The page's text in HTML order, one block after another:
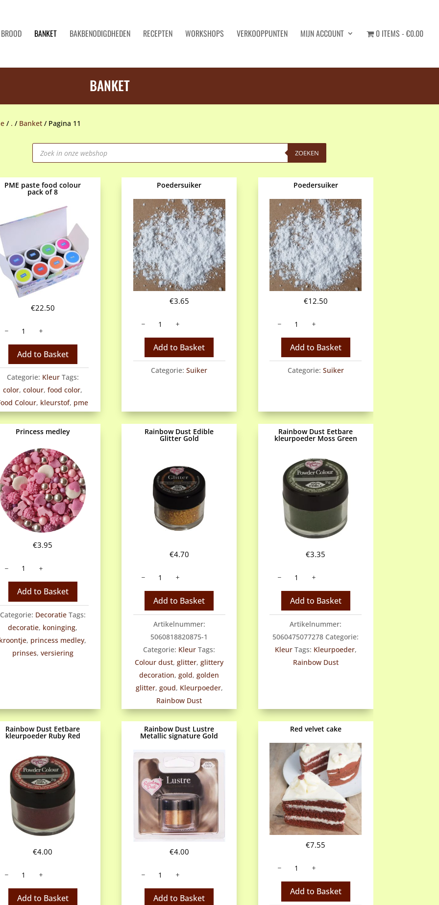
BROOD BANKET BAKBENODIGDHEDEN RECEPTEN WORKSHOPS VERKOOPPUNTEN MIJN ACCOUNT 0 ITEMS €0.00
BANKET
/ . / Banket/ Pagina 11
Producten
zoeken ZOEKEN
PME paste food colour
pack of 8
€22.50
Add to Basket
Categorie: Kleur Tags:
color,colour,food color,
Colour, kleurstof, pme
Poedersuiker
€3.65
Add to Basket
Categorie: Suiker
Poedersuiker
€12.50
Add to Basket
Categorie: Suiker
Princess medley
€3.95
Add to Basket
Categorie: Decoratie Tags:
decoratie, koninging,
, princess medley,
prinses, versiering
Rainbow Dust Edible
Glitter Gold
€4.70
aantal
Add to Basket
Artikelnummer:
5060818820875-1
Categorie: Kleur Tags:
Colour dust,glitter,glittery
decoration,gold,golden
glitter, goud, Kleurpoeder,
Rainbow Dust
Rainbow Dust Eetbare
kleurpoeder Moss Green
€3.35
Green
aantal
Add to Basket
Artikelnummer:
5060475077278 Categorie:
Kleur Tags: Kleurpoeder,
Rainbow Dust
Rainbow Dust Eetbare
kleurpoeder Ruby Red
€4.00
Add to Basket
Rainbow Dust Lustre
Metallic signature Gold
€4.00
Add to Basket
Red velvet cake
€7.55
Add to Basket